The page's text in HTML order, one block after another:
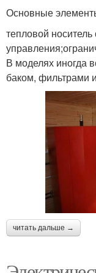
Основные
тепловой
В моделях иногда
баком, фильтрами
читать дальше →